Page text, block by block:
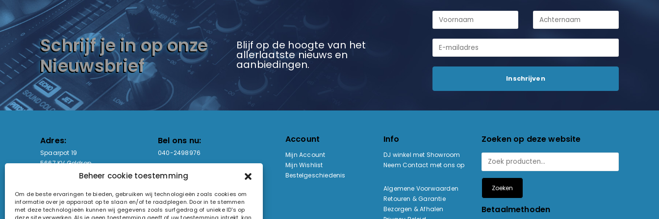
Beheer cookie toestemming
Om de beste ervaringen te bieden, gebruiken wij technologieën zoals cookies om
informatie over je apparaat op te slaan en/of te raadplegen. Door in te stemmen
met deze technologieën kunnen wij gegevens zoals surfgedrag of unieke ID's op
Schrijf je in op onze
Nieuwsbrief
Blijf op de hoogte van het
allerlaatste nieuws en
aanbiedingen.
Adres:
Spaarpot 19
5667 KV Geldrop
Bel ons nu:
040-2498976
sales@lightandsound.store
Openingstijden:
Ma - Vr: 09:00-17:00
Za: Enkel op afspraak
Account
Mijn Account
Mijn Wishlist
Bestelgeschiedenis
Info
DJ winkel met Showroom
Neem Contact met ons op
Algemene Voorwaarden
Retouren & Garantie
Bezorgen & Afhalen
Zoeken op deze website
Zoeken
Betaalmethoden